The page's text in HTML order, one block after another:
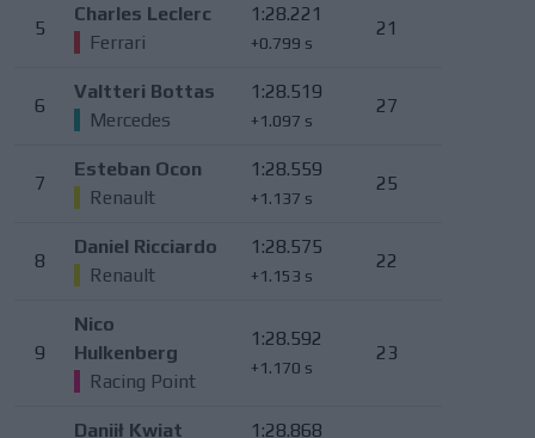
5
Charles Leclerc
Ferrari
1:28.221
+0.799 s
21
6
Valtteri Bottas
Mercedes
1:28.519
+1.097 s
27
7
Esteban Ocon
Renault
1:28.559
+1.137 s
25
8
Daniel Ricciardo
Renault
1:28.575
+1.153 s
22
9
Nico
Hulkenberg
Racing Point
1:28.592
+1.170 s
23
Daniił Kwiat 1:28.868